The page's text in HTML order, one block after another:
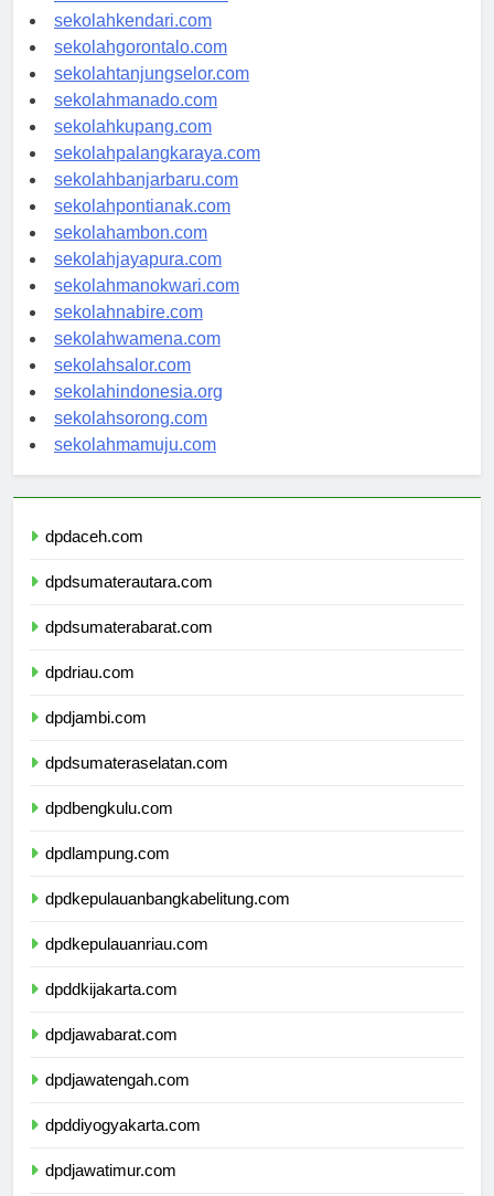
sekolahmakassar.com
sekolahkendari.com
sekolahgorontalo.com
sekolahtanjungselor.com
sekolahmanado.com
sekolahkupang.com
sekolahpalangkaraya.com
sekolahbanjarbaru.com
sekolahpontianak.com
sekolahambon.com
sekolahjayapura.com
sekolahmanokwari.com
sekolahnabire.com
sekolahwamena.com
sekolahsalor.com
sekolahindonesia.org
sekolahsorong.com